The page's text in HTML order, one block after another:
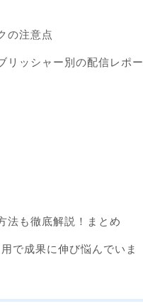
の注意点
リッシャー別の配信レポー
法も徹底解説！まとめ
で成果に伸び悩んでいま